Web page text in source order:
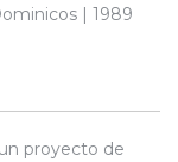
| 1989
proyecto de